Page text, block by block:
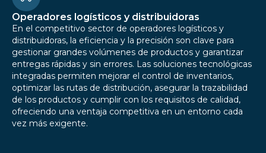
Operadores logísticos y distribuidoras
En el competitivo sector de operadores logísticos y
distribuidoras, la eficiencia y la precisión son clave para
gestionar grandes volúmenes de productos y garantizar
entregas rápidas y sin errores. Las soluciones tecnológicas
integradas permiten mejorar el control de inventarios,
optimizar las rutas de distribución, asegurar la trazabilidad
de los productos y cumplir con los requisitos de calidad,
ofreciendo una ventaja competitiva en un entorno cada
vez más exigente.